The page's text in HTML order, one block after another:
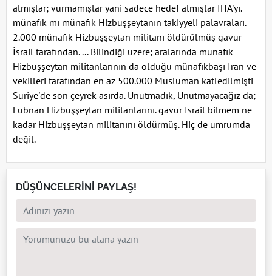
almışlar; vurmamışlar yani sadece hedef almışlar İHA'yı.
münafık mı münafık Hizbuşşeytanın takiyyeli palavraları.
2.000 münafık Hizbuşşeytan militanı öldürülmüş gavur
İsrail tarafından. ... Bilindiği üzere; aralarında münafık
Hizbuşşeytan militanlarının da olduğu münafıkbaşı İran ve
vekilleri tarafından en az 500.000 Müslüman katledilmişti
Suriye'de son çeyrek asırda. Unutmadık, Unutmayacağız da;
Lübnan Hizbuşşeytan militanlarını. gavur İsrail bilmem ne
kadar Hizbuşşeytan militanını öldürmüş. Hiç de umrumda
değil.
DÜŞÜNCELERİNİ PAYLAŞ!